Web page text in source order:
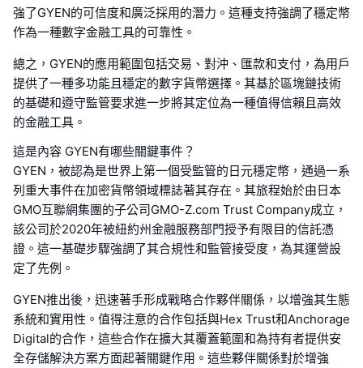
強了GYEN的可信度和廣泛採用的潛力。這種支持強調了穩定幣
作為一種數字金融工具的可靠性。
總之，GYEN的應用範圍包括交易、對沖、匯款和支付，為用戶
提供了一種多功能且穩定的數字貨幣選擇。其基於區塊鏈技術
的基礎和遵守監管要求進一步將其定位為一種值得信賴且高效
的金融工具。
這是內容 GYEN有哪些關鍵事件？
GYEN，被認為是世界上第一個受監管的日元穩定幣，通過一系
列重大事件在加密貨幣領域標誌著其存在。其旅程始於由日本
GMO互聯網集團的子公司GMO-Z.com Trust Company成立，
該公司於2020年被紐約州金融服務部門授予有限目的信託憑
證。這一基礎步驟強調了其合規性和監管接受度，為其運營設
定了先例。
GYEN推出後，迅速著手形成戰略合作夥伴關係，以增強其生態
系統和實用性。值得注意的合作包括與Hex Trust和Anchorage
Digital的合作，這些合作在擴大其覆蓋範圍和為持有者提供安
全存儲解決方案方面起著關鍵作用。這些夥伴關係對於增強